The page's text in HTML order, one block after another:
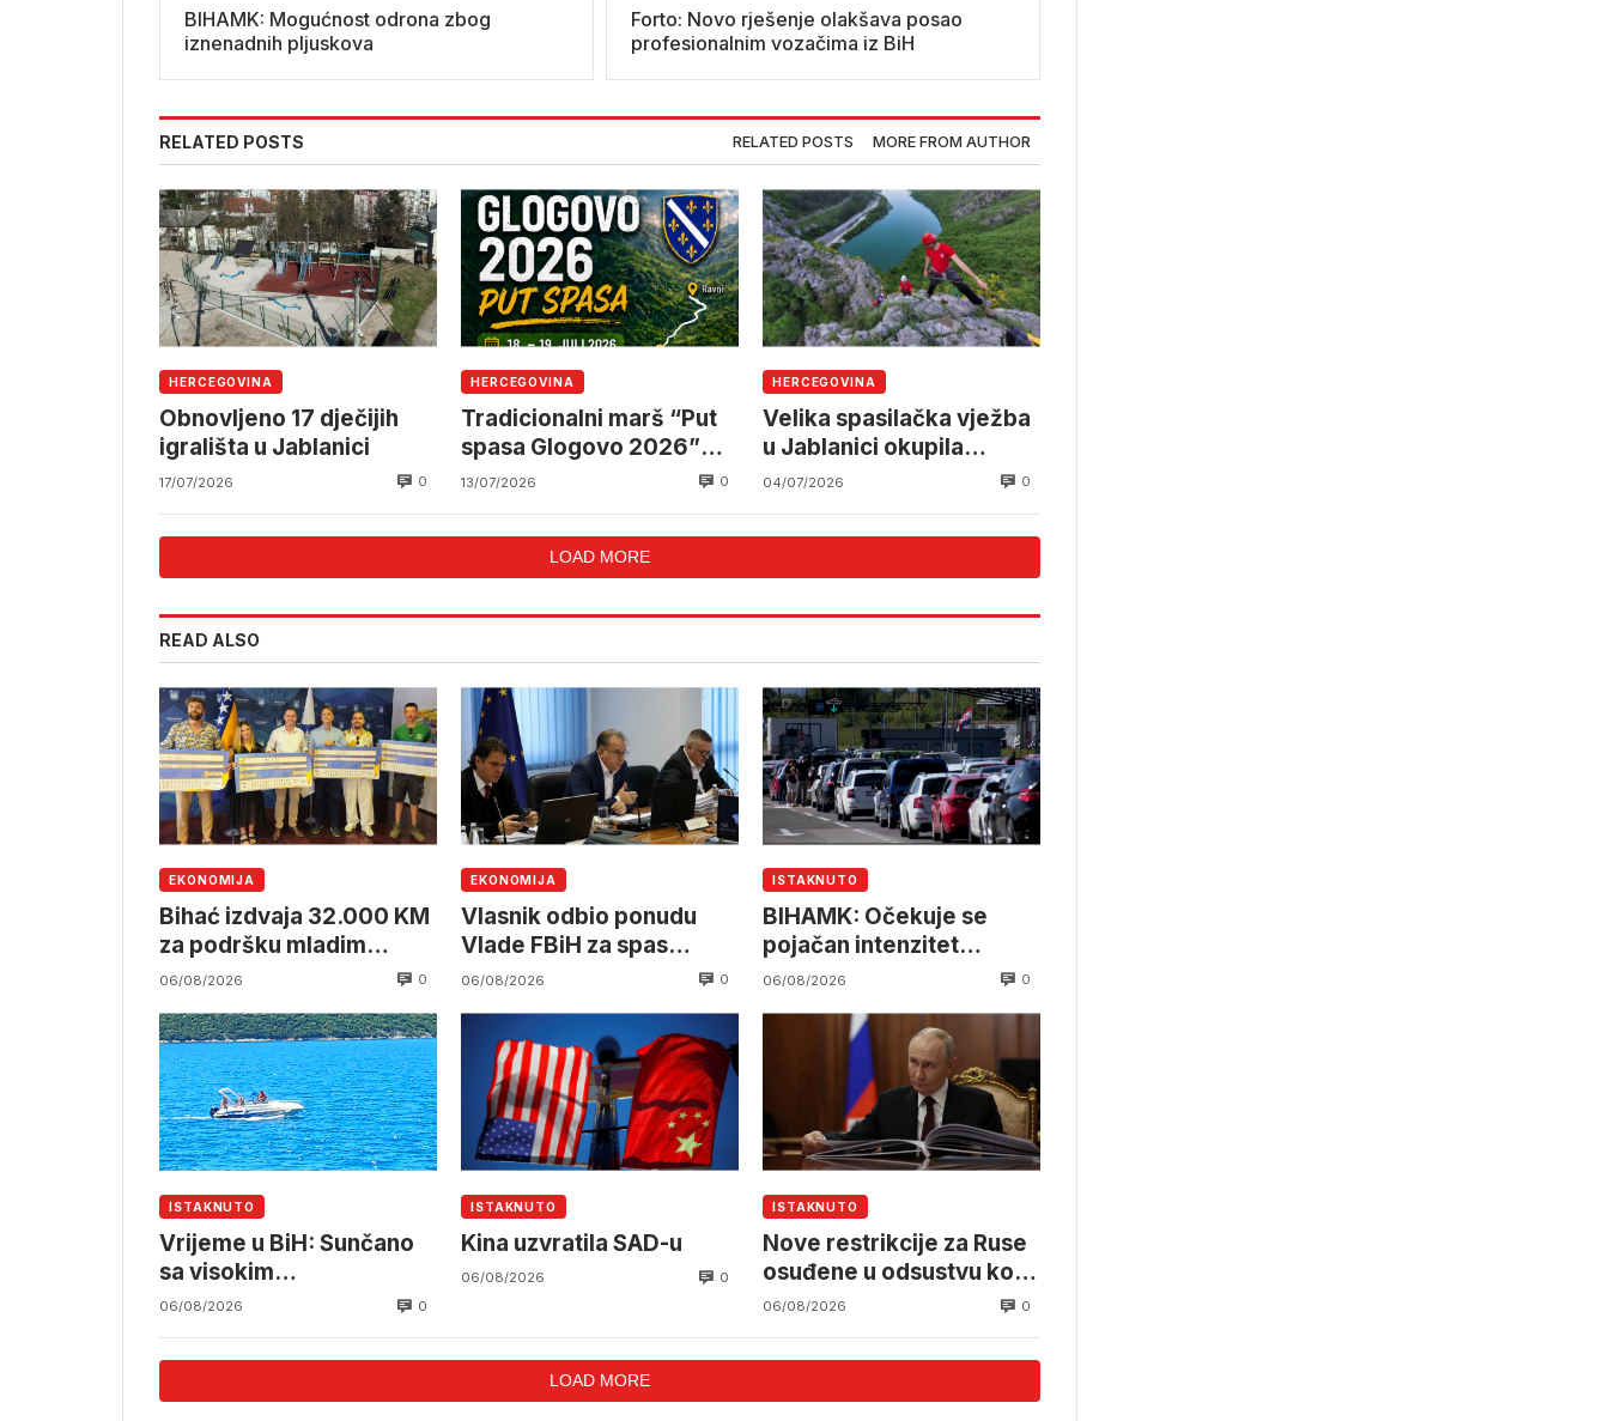
BIHAMK: Mogućnost odrona zbog
iznenadnih pljuskova
Forto: Novo rješenje olakšava posao
profesionalnim vozačima iz BiH
RELATED POSTS RELATED POSTS MORE FROM AUTHOR
HERCEGOVINA
Obnovljeno 17 dječijih
igrališta u Jablanici
17/07/2026 0
HERCEGOVINA
Tradicionalni marš “Put
spasa Glogovo 2026”
okupit će učesnike na
Mostara do Jablanice
13/07/2026 0
HERCEGOVINA
Velika spasilačka vježba
u Jablanici okupila
službe iz cijele BiH
04/07/2026 0
LOAD MORE
READ ALSO
EKONOMIJA
Bihać izdvaja 32.000 KM
za podršku mladim
poduzetnicima
06/08/2026 0
EKONOMIJA
Vlasnik odbio ponudu
Vlade FBiH za spas
Željezare Zenica
06/08/2026 0
ISTAKNUTO
BIHAMK: Očekuje se
pojačan intenzitet
saobraćaja
06/08/2026 0
ISTAKNUTO
Vrijeme u BiH: Sunčano
sa visokim
temperaturama
06/08/2026 0
ISTAKNUTO
Kina uzvratila SAD-u
06/08/2026 0
ISTAKNUTO
Nove restrikcije za Ruse
osuđene u odsustvu koji
žive u inostranstvu
06/08/2026 0
LOAD MORE